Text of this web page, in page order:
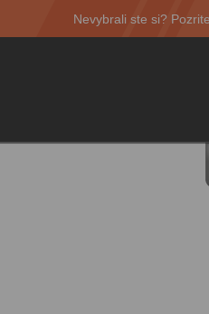
Nevybrali ste si?